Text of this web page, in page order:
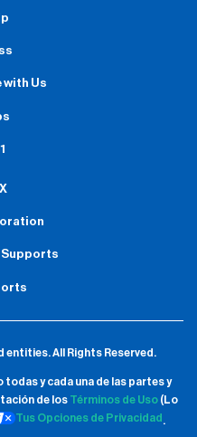
Us
Supports
entities.All Rights Reserved.
todas y cada una de las partes y
de los Términos de Uso(Lo
Tus Opciones de Privacidad .